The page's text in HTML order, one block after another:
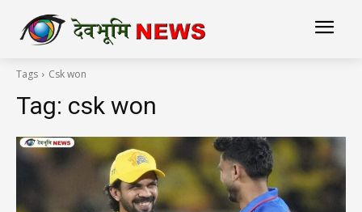
Tags Csk won
Tag: csk won